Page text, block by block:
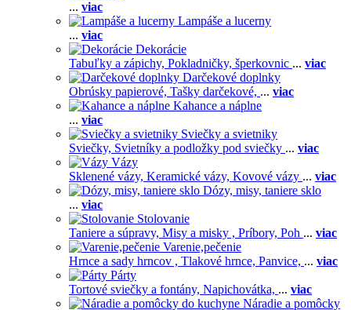
... viac
Lampáše a lucerny
... viac
Dekorácie
Tabuľky a zápichy, Pokladničky, šperkovnic ... viac
Darčekové doplnky
Obrúsky papierové, Tašky darčekové, ... viac
Kahance a náplne
... viac
Sviečky a svietniky
Sviečky, Svietníky a podložky pod sviečky ... viac
Vázy
Sklenené vázy, Keramické vázy, Kovové vázy ... viac
Dózy, misy, taniere sklo
... viac
Stolovanie
Taniere a súpravy, Misy a misky , Príbory, Poh ... viac
Varenie,pečenie
Hrnce a sady hrncov , Tlakové hrnce, Panvice, ... viac
Párty
Tortové sviečky a fontány, Napichovátka, ... viac
Náradie a pomôcky